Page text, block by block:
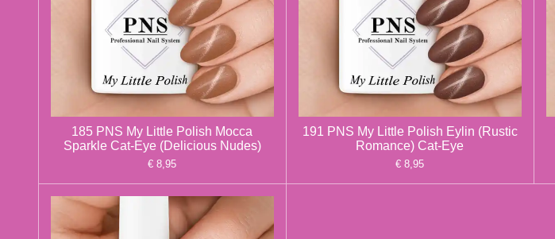
185 PNS My Little Polish Mocca
Sparkle Cat-Eye (Delicious Nudes)
€ 8,95
191 PNS My Little Polish Eylin (Rustic
Romance) Cat-Eye
€ 8,95